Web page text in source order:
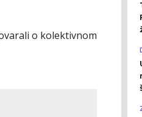
o kolektivnom